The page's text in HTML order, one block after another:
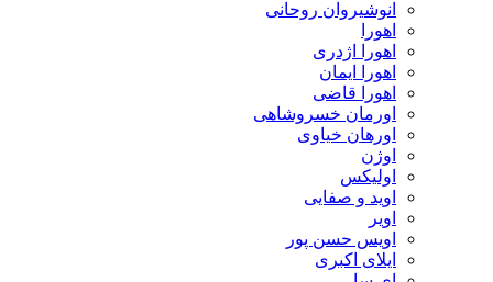
انوشیروان روحانی
اهورا
اهورا اژدری
اهورا ایمان
اهورا قاضی
اورمان خسروشاهی
اورهان خیاوی
اوژن
اولیکس
اوید و صفایی
اویر
اویس حسن پور
ايلاى اكبرى